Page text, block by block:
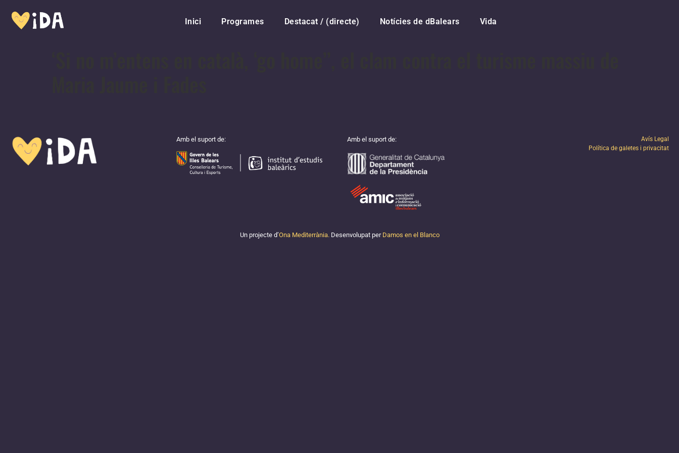
Inici Programes Destacat / (directe) Notícies de dBalears Vida
Amb el suport de: Amb el suport de:
Avís Legal
Política de galetes i privacitat
Un projecte d’Ona Mediterrània.Desenvolupat per Damos en el Blanco